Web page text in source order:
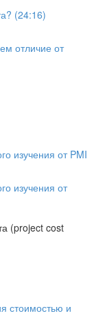
(24:16)
отличие от
изучения от PMI
изучения от
(project cost
стоимостью и